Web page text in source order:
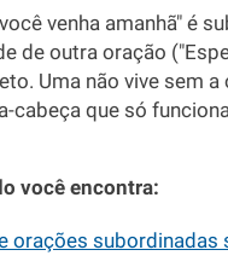
venha amanhã" é
de outra oração
Uma não vive sem a
cabeça que só
você encontra:
orações subordinadas